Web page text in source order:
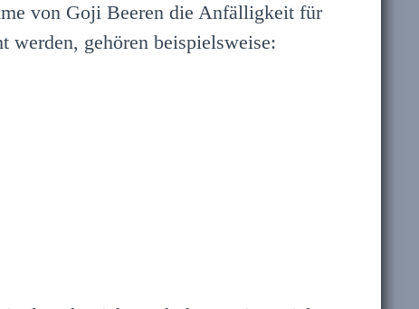
von Goji Beeren die Anfälligkeit für
werden, gehören beispielsweise: